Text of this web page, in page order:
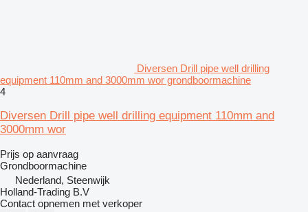
Diversen Drill pipe well drilling
equipment 110mm and 3000mm wor grondboormachine
4
Diversen Drill pipe well drilling equipment 110mm and
3000mm wor
Prijs op aanvraag
Grondboormachine
Nederland, Steenwijk
Holland-Trading B.V
Contact opnemen met verkoper